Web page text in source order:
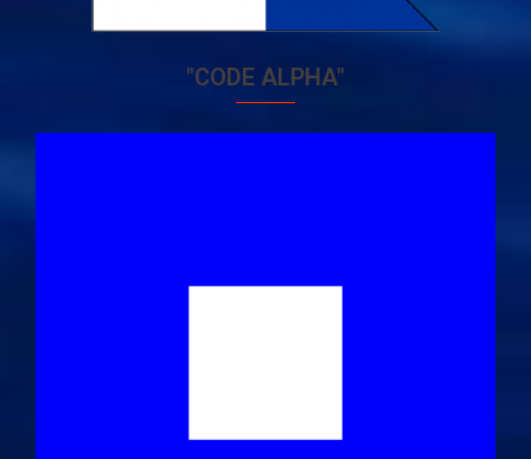
"CODE ALPHA"